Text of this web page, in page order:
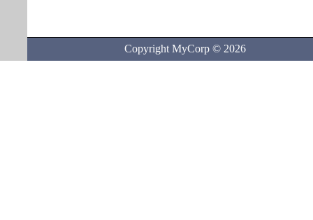
Copyright MyCorp © 2026